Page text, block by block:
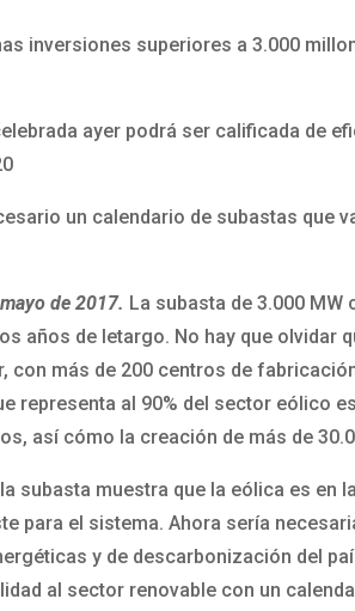
inversiones superiores a 3.000
ayer podrá ser calificada de
un calendario de subastas que
de 2017. La subasta de 3.000 MW
años de letargo. No hay que olvidar
con más de 200 centros de
representa al 90% del sector eólico
así cómo la creación de más de
subasta muestra que la eólica es
para el sistema. Ahora sería
y de descarbonización del
al sector renovable con un